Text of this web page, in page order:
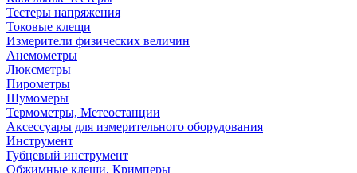
Тестеры напряжения
Токовые клещи
Измерители физических величин
Анемометры
Люксметры
Пирометры
Шумомеры
Термометры, Метеостанции
Аксессуары для измерительного оборудования
Инструмент
Губцевый инструмент
Обжимные клещи, Кримперы